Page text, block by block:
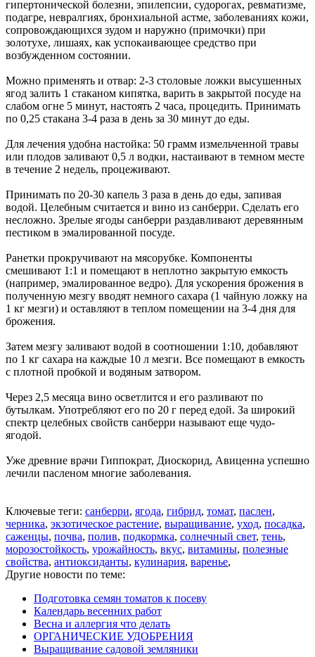
гипертонической болезни, эпилепсии, судорогах, ревматизме,
подагре, невралгиях, бронхиальной астме, заболеваниях кожи,
сопровождающихся зудом и наружно (примочки) при
золотухе, лишаях, как успокаивающее средство при
возбужденном состоянии.
Можно применять и отвар: 2-3 столовые ложки высушенных
ягод залить 1 стаканом кипятка, варить в закрытой посуде на
слабом огне 5 минут, настоять 2 часа, процедить. Принимать
по 0,25 стакана 3-4 раза в день за 30 минут до еды.
Для лечения удобна настойка: 50 грамм измельченной травы
или плодов заливают 0,5 л водки, настаивают в темном месте
в течение 2 недель, процеживают.
Принимать по 20-30 капель 3 раза в день до еды, запивая
водой. Целебным считается и вино из санберри. Сделать его
несложно. Зрелые ягоды санберри раздавливают деревянным
пестиком в эмалированной посуде.
Ранетки прокручивают на мясорубке. Компоненты
смешивают 1:1 и помещают в неплотно закрытую емкость
(например, эмалированное ведро). Для ускорения брожения в
полученную мезгу вводят немного сахара (1 чайную ложку на
1 кг мезги) и оставляют в теплом помещении на 3-4 дня для
брожения.
Затем мезгу заливают водой в соотношении 1:10, добавляют
по 1 кг сахара на каждые 10 л мезги. Все помещают в емкость
с плотной пробкой и водяным затвором.
Через 2,5 месяца вино осветлится и его разливают по
бутылкам. Употребляют его по 20 г перед едой. За широкий
спектр целебных свойств санберри называют еще чудо-
ягодой.
Уже древние врачи Гиппократ, Диоскорид, Авиценна успешно
лечили пасленом многие заболевания.
Ключевые теги: санберри, ягода, гибрид, томат, паслен,
черника, экзотическое растение, выращивание, уход, посадка,
саженцы, почва, полив, подкормка, солнечный свет, тень,
морозостойкость, урожайность, вкус, витамины, полезные
свойства, антиоксиданты, кулинария, варенье,
Другие новости по теме:
Подготовка семян томатов к посеву
Календарь весенних работ
Весна и аллергия что делать
ОРГАНИЧЕСКИЕ УДОБРЕНИЯ
Выращивание садовой земляники